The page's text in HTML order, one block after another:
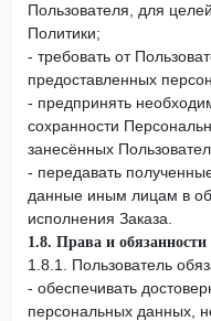
Пользователя, для
Политики;
- требовать от
предоставленных
- предпринять
сохранности
занесённых
- передавать
данные иным лицам в
исполнения Заказа.
1.8. Права и
1.8.1. Пользователь
- обеспечивать
персональных данных,